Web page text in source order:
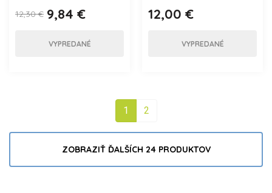
12,30 € 9,84 €
VYPREDANÉ
12,00 €
VYPREDANÉ
1 2
ZOBRAZIŤ ĎALŠÍCH 24 PRODUKTOV